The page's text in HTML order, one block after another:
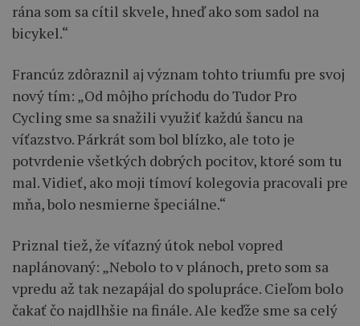
rána som sa cítil skvele, hneď ako som sadol na
bicykel.“
Francúz zdôraznil aj význam tohto triumfu pre svoj
nový tím: „Od môjho príchodu do Tudor Pro
Cycling sme sa snažili využiť každú šancu na
víťazstvo. Párkrát som bol blízko, ale toto je
potvrdenie všetkých dobrých pocitov, ktoré som tu
mal. Vidieť, ako moji tímoví kolegovia pracovali pre
mňa, bolo nesmierne špeciálne.“
Priznal tiež, že víťazný útok nebol vopred
naplánovaný: „Nebolo to v plánoch, preto som sa
vpredu až tak nezapájal do spolupráce. Cieľom bolo
čakať čo najdlhšie na finále. Ale keďže sme sa celý